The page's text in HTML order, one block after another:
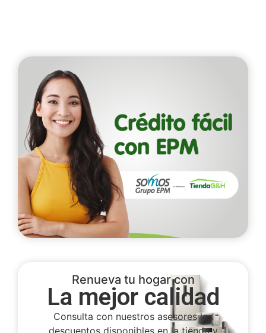
Renueva tu hogar con
La mejor calidad
Consulta con nuestros asesores los
descuentos disponibles en la tienda y